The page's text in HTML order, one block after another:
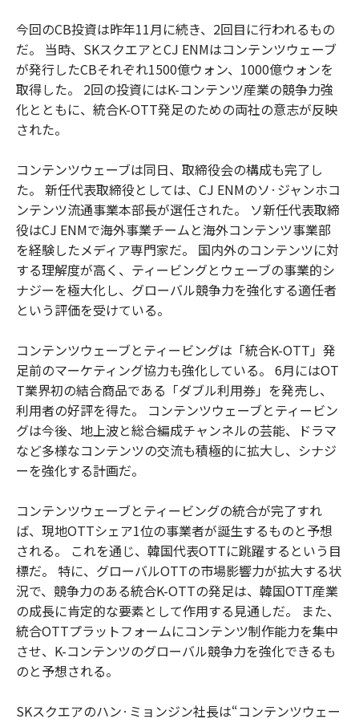
今回のCB投資は昨年11月に続き、2回目に行われるもの
だ。 当時、SKスクエアとCJ ENMはコンテンツウェーブ
が発行したCBそれぞれ1500億ウォン、1000億ウォンを
取得した。 2回の投資にはK-コンテンツ産業の競争力強
化とともに、統合K-OTT発足のための両社の意志が反映
された。
コンテンツウェーブは同日、取締役会の構成も完了し
た。 新任代表取締役としては、CJ ENMのソ·ジャンホコ
ンテンツ流通事業本部長が選任された。 ソ新任代表取締
役はCJ ENMで海外事業チームと海外コンテンツ事業部
を経験したメディア専門家だ。 国内外のコンテンツに対
する理解度が高く、ティービングとウェーブの事業的シ
ナジーを極大化し、グローバル競争力を強化する適任者
という評価を受けている。
コンテンツウェーブとティービングは「統合K-OTT」発
足前のマーケティング協力も強化している。 6月にはOT
T業界初の結合商品である「ダブル利用券」を発売し、
利用者の好評を得た。 コンテンツウェーブとティービン
グは今後、地上波と総合編成チャンネルの芸能、ドラマ
など多様なコンテンツの交流も積極的に拡大し、シナジ
ーを強化する計画だ。
コンテンツウェーブとティービングの統合が完了すれ
ば、現地OTTシェア1位の事業者が誕生するものと予想
される。 これを通じ、韓国代表OTTに跳躍するという目
標だ。 特に、グローバルOTTの市場影響力が拡大する状
況で、競争力のある統合K-OTTの発足は、韓国OTT産業
の成長に肯定的な要素として作用する見通しだ。 また、
統合OTTプラットフォームにコンテンツ制作能力を集中
させ、K-コンテンツのグローバル競争力を強化できるも
のと予想される。
SKスクエアのハン·ミョンジン社長は“コンテンツウェー